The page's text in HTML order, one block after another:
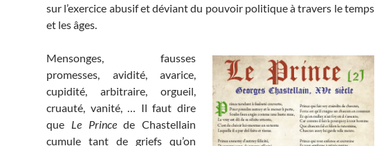
sur l’exercice abusif et déviant du pouvoir politique à travers le temps
et les âges.
Mensonges, fausses
promesses, avidité, avarice,
cupidité, arbitraire, orgueil,
cruauté, vanité, … Il faut dire
que Le Princede Chastellain
cumule tant de griefs qu’on